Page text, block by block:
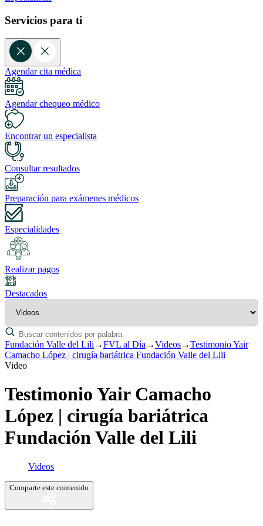
Servicios para ti
Agendar cita médica
Agendar chequeo médico
Encontrar un especialista
Consultar resultados
Preparación para exámenes médicos
Especialidades
Realizar pagos
Destacados
Fundación Valle del Lili →FVL al Día →Videos→Testimonio Yair
Camacho López | cirugía bariátrica Fundación Valle del Lili
Video
Testimonio Yair Camacho
López | cirugía bariátrica
Fundación Valle del Lili
Videos
Comparte este contenido